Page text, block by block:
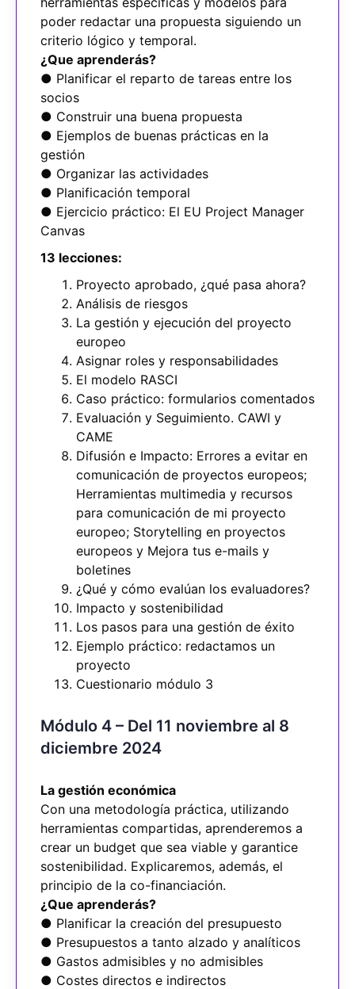
poder redactar una propuesta siguiendo un
criterio lógico y temporal.
¿Que aprenderás?
● Planificar el reparto de tareas entre los
socios
● Construir una buena propuesta
● Ejemplos de buenas prácticas en la
gestión
● Organizar las actividades
● Planificación temporal
● Ejercicio práctico: El EU Project Manager
Canvas
13 lecciones:
Proyecto aprobado, ¿qué pasa ahora?
Análisis de riesgos
La gestión y ejecución del proyecto
europeo
Asignar roles y responsabilidades
El modelo RASCI
Caso práctico: formularios comentados
Evaluación y Seguimiento. CAWI y
CAME
Difusión e Impacto: Errores a evitar en
comunicación de proyectos europeos;
Herramientas multimedia y recursos
para comunicación de mi proyecto
europeo; Storytelling en proyectos
europeos y Mejora tus e-mails y
boletines
¿Qué y cómo evalúan los evaluadores?
Impacto y sostenibilidad
Los pasos para una gestión de éxito
Ejemplo práctico: redactamos un
proyecto
Cuestionario módulo 3
Módulo 4 – Del 11 noviembre al 8
diciembre 2024
La gestión económica
Con una metodología práctica, utilizando
herramientas compartidas, aprenderemos a
crear un budget que sea viable y garantice
sostenibilidad. Explicaremos, además, el
principio de la co-financiación.
¿Que aprenderás?
● Planificar la creación del presupuesto
● Presupuestos a tanto alzado y analíticos
● Gastos admisibles y no admisibles
● Costes directos e indirectos